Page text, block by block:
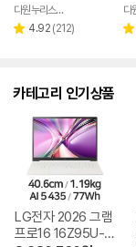
페이
다원누리스토어
별 4.92 리
(212)
별
카테고리 인기상품
LG전자 2026 그램
프로16 16Z95U-G